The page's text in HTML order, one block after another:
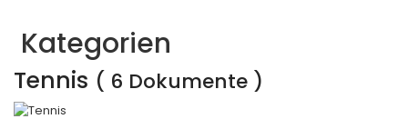
Kategorien
Tennis ( 6 Dokumente )